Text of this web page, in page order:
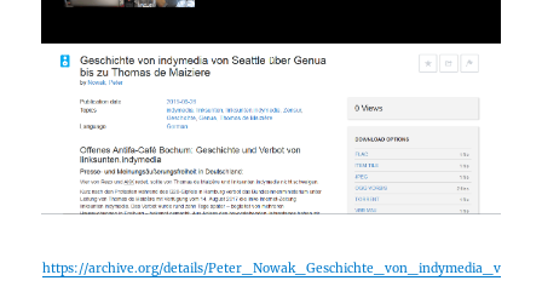
https://archive.org/details/Peter_Nowak_Geschichte_von_indymedia_v